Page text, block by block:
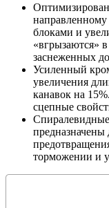
блоками и
«вгрызаются»
заснеженных
Усиленный
увеличения
канавок на
сцепные
предназначены
торможении и